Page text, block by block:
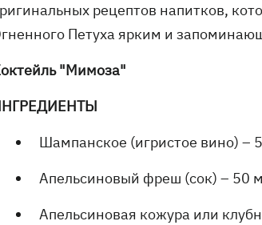
рецептов напитков,
Петуха ярким и
"Мимоза"
Шампанское (игристое вино) –
Апельсиновый фреш (сок) – 50
Апельсиновая кожура или